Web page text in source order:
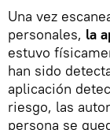
Una vez
personales, la
estuvo
han sido
aplicación
riesgo, las
persona se